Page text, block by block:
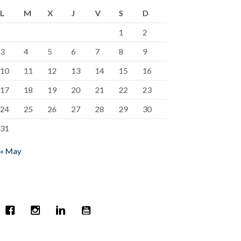
L
M X J V S
D
1
2
3
4 5 6 7 8
9
10
11 12 13 14 15
16
17
18 19 20 21 22
23
24
25 26 27 28 29
30
31
« May